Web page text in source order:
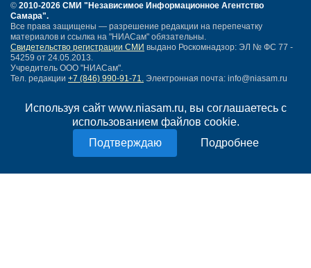
Используя сайт www.niasam.ru, вы соглашаетесь с
использованием файлов cookie.
Подробнее
© 2010-2026 СМИ "Независимое Информационное Агентство
Самара".
Все права защищены — разрешение редакции на перепечатку
материалов и ссылка на "НИАСам" обязательны.
Свидетельство регистрации СМИ выдано Роскомнадзор: ЭЛ № ФС 77 -
54259 от 24.05.2013.
Учредитель ООО "НИАСам".
Тел. редакции +7 (846) 990-91-71. Электронная почта: info@niasam.ru
Карта сайта
Нашли ошибку?
Политика конфиденциальности
Согласие на обработку персональных данных